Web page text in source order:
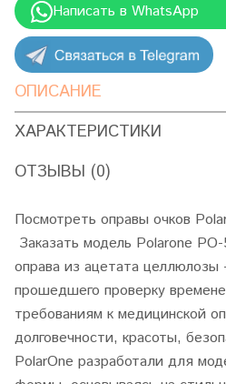
Написать в WhatsApp
ОПИСАНИЕ
ХАРАКТЕРИСТИКИ
ОТЗЫВЫ (0)
Посмотреть оправы очков
Заказать модель Polarone
оправа из ацетата целлюлозы
прошедшего проверку
требованиям к медицинской
долговечности, красоты,
PolarOne разработали для